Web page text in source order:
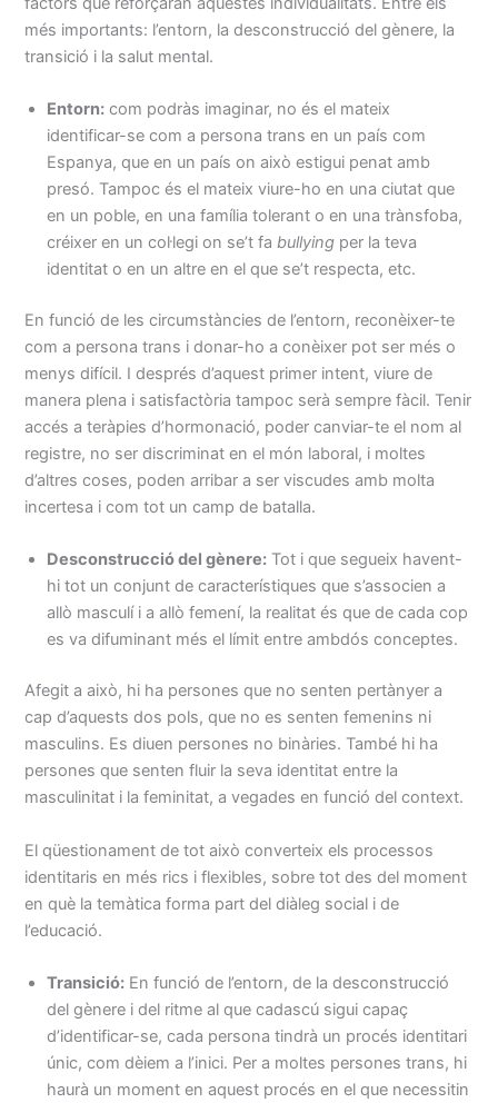
més importants: l’entorn, la desconstrucció del gènere, la
transició i la salut mental.
Entorn: com podràs imaginar, no és el mateix
identificar-se com a persona trans en un país com
Espanya, que en un país on això estigui penat amb
presó. Tampoc és el mateix viure-ho en una ciutat que
en un poble, en una família tolerant o en una trànsfoba,
créixer en un col·legi on se’t fabullying per la teva
identitat o en un altre en el que se’t respecta, etc.
En funció de les circumstàncies de l’entorn, reconèixer-te
com a persona trans i donar-ho a conèixer pot ser més o
menys difícil. I després d’aquest primer intent, viure de
manera plena i satisfactòria tampoc serà sempre fàcil. Tenir
accés a teràpies d’hormonació, poder canviar-te el nom al
registre, no ser discriminat en el món laboral, i moltes
d’altres coses, poden arribar a ser viscudes amb molta
incertesa i com tot un camp de batalla.
Desconstrucció del gènere: Tot i que segueix havent-
hi tot un conjunt de característiques que s’associen a
allò masculí i a allò femení, la realitat és que de cada cop
es va difuminant més el límit entre ambdós conceptes.
Afegit a això, hi ha persones que no senten pertànyer a
cap d’aquests dos pols, que no es senten femenins ni
masculins. Es diuen persones no binàries. També hi ha
persones que senten fluir la seva identitat entre la
masculinitat i la feminitat, a vegades en funció del context.
El qüestionament de tot això converteix els processos
identitaris en més rics i flexibles, sobre tot des del moment
en què la temàtica forma part del diàleg social i de
l’educació.
Transició: En funció de l’entorn, de la desconstrucció
del gènere i del ritme al que cadascú sigui capaç
d’identificar-se, cada persona tindrà un procés identitari
únic, com dèiem a l’inici. Per a moltes persones trans, hi
haurà un moment en aquest procés en el que necessitin